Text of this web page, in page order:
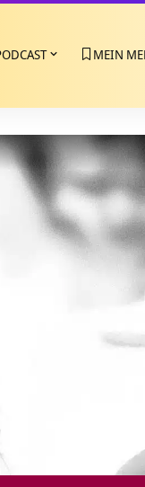
MEIN